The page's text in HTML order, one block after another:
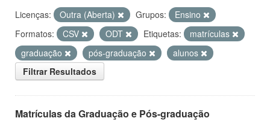
Licenças: Outra (Aberta) Grupos:
Ensino
Formatos:
CSV ODT Etiquetas:
matrículas
graduação
pós-graduação
alunos
Filtrar Resultados
Matrículas da Graduação e Pós-graduação